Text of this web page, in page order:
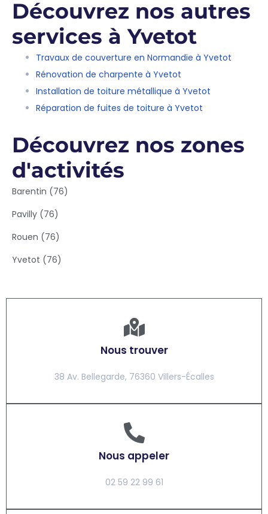
Découvrez nos autres
services à Yvetot
Travaux de couverture en Normandie à Yvetot
Rénovation de charpente à Yvetot
Installation de toiture métallique à Yvetot
Réparation de fuites de toiture à Yvetot
Découvrez nos zones
d'activités
Barentin (76)
Pavilly (76)
Rouen (76)
Yvetot (76)
Nous trouver
38 Av. Bellegarde, 76360 Villers-Écalles
Nous appeler
02 59 22 99 61